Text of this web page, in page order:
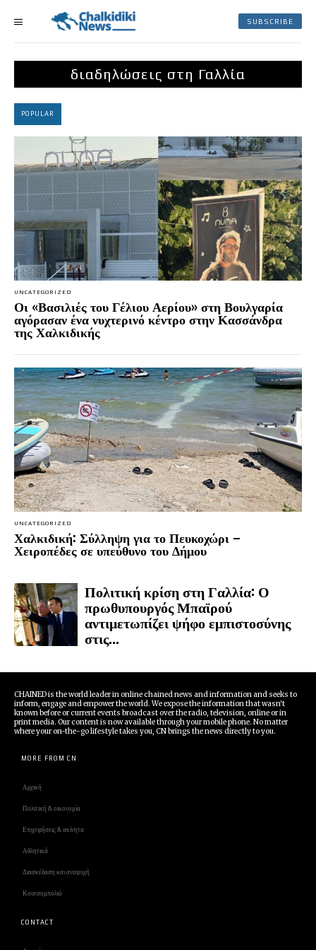
SUBSCRIBE
διαδηλώσεις στη Γαλλία
POPULAR
UNCATEGORIZED
Οι «Βασιλιές του Γέλιου Αερίου» στη Βουλγαρία
αγόρασαν ένα νυχτερινό κέντρο στην Κασσάνδρα
της Χαλκιδικής
UNCATEGORIZED
Χαλκιδική: Σύλληψη για το Πευκοχώρι –
Χειροπέδες σε υπεύθυνο του Δήμου
Πολιτική κρίση στη Γαλλία: Ο
πρωθυπουργός Μπαϊρού
αντιμετωπίζει ψήφο εμπιστοσύνης
στις...
CHAINED is the world leader in online chained news and information and seeks to
inform, engage and empower the world. We expose the information that wasn't
known before or current events broadcast over the radio, television, online or in
print media. Our content is now available through your mobile phone. No matter
where your on-the-go lifestyle takes you, CN brings the news directly to you.
MORE FROM CN
Αρχική
Πολιτική & οικονομία
Επιχειρήσεις & ακίνητα
Αθλητικά
Διασκέδαση και αναψυχή
Κουτσομπολιό
CONTACT